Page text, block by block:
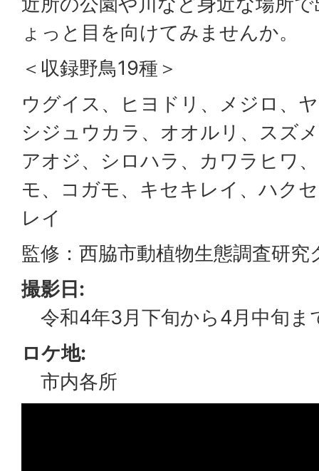
ょっと目を向けてみませんか。
＜収録野鳥19種＞
ウグイス、ヒヨドリ、メジロ、
シジュウカラ、オオルリ、スズ
アオジ、シロハラ、カワラヒワ
モ、コガモ、キセキレイ、ハク
レイ
監修：西脇市動植物生態調査研究
撮影日:
令和4年3月下旬から4月中旬ま
ロケ地:
市内各所